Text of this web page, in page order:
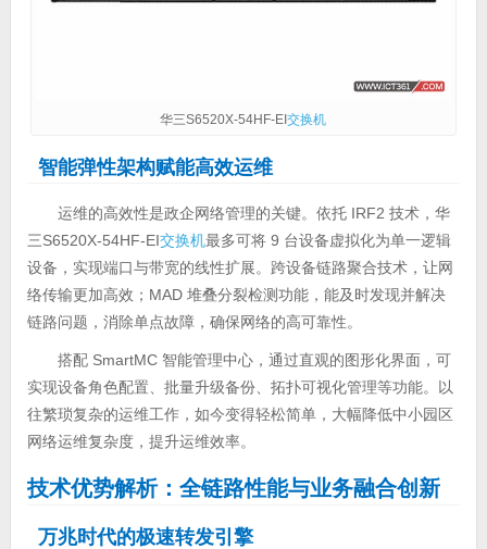
华三S6520X-54HF-EI交换机
智能弹性架构赋能高效运维
运维的高效性是政企网络管理的关键。依托 IRF2 技术，华
三S6520X-54HF-EI交换机最多可将 9 台设备虚拟化为单一逻辑
设备，实现端口与带宽的线性扩展。跨设备链路聚合技术，让网
络传输更加高效；MAD 堆叠分裂检测功能，能及时发现并解决
链路问题，消除单点故障，确保网络的高可靠性。
搭配 SmartMC 智能管理中心，通过直观的图形化界面，可
实现设备角色配置、批量升级备份、拓扑可视化管理等功能。以
往繁琐复杂的运维工作，如今变得轻松简单，大幅降低中小园区
网络运维复杂度，提升运维效率。
技术优势解析：全链路性能与业务融合创新
万兆时代的极速转发引擎